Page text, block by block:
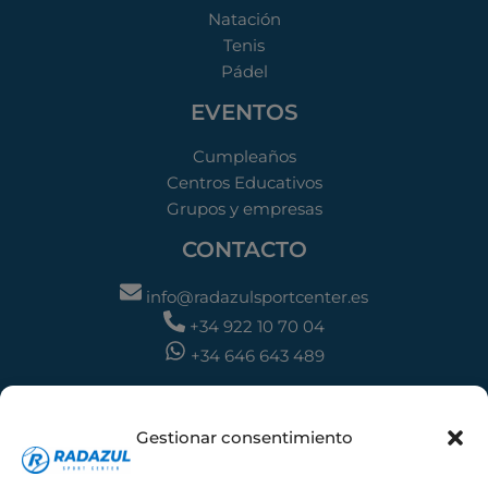
Gestionar consentimiento
Natación
Tenis
Pádel
EVENTOS
Cumpleaños
Centros Educativos
Grupos y empresas
CONTACTO
info@radazulsportcenter.es
+34 922 10 70 04
+34 646 643 489
C. Balboa, 7, 38109 Radazul, Santa Cruz de